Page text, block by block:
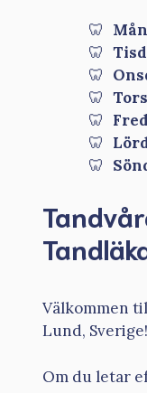
Välkommen
Lund, Sverige!
Om du letar